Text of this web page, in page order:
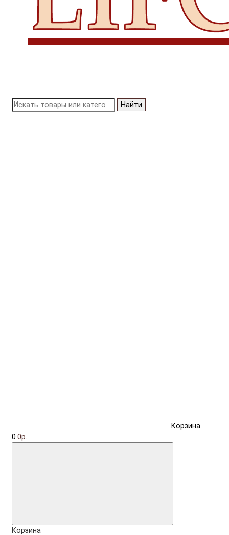
Найти
Корзина
0 0р.
Корзина